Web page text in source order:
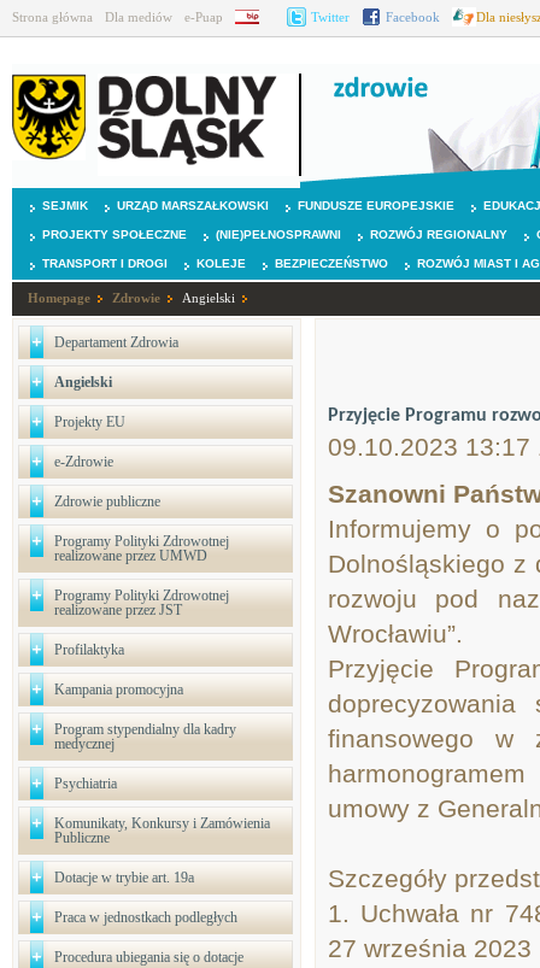
Strona główna Dla mediów e-Puap BIP Twitter Facebook Dla
SEJMIK URZĄD MARSZAŁKOWSKI FUNDUSZE EUROPEJSKIE
PROJEKTY SPOŁECZNE (NIE)PEŁNOSPRAWNI ROZWÓJ REGIONALNY
TRANSPORT I DROGI KOLEJE BEZPIECZEŃSTWO ROZWÓJ MIAST I
Homepage Zdrowie Angielski
Departament Zdrowia
Angielski
Projekty EU
e-Zdrowie
Zdrowie publiczne
Programy Polityki Zdrowotnej
realizowane przez UMWD
Programy Polityki Zdrowotnej
realizowane przez JST
Profilaktyka
Kampania promocyjna
Program stypendialny dla kadry
medycznej
Psychiatria
Komunikaty, Konkursy i Zamówienia
Publiczne
Dotacje w trybie art. 19a
Praca w jednostkach podległych
Procedura ubiegania się o dotacje
Przyjęcie Programu
09.10.2023 13:17
Szanowni
Informujemy o
Dolnośląskiego z
rozwoju pod
Wrocławiu”.
Przyjęcie
finansowego w
umowy z
Szczegóły
1. Uchwała nr
27 września 2023